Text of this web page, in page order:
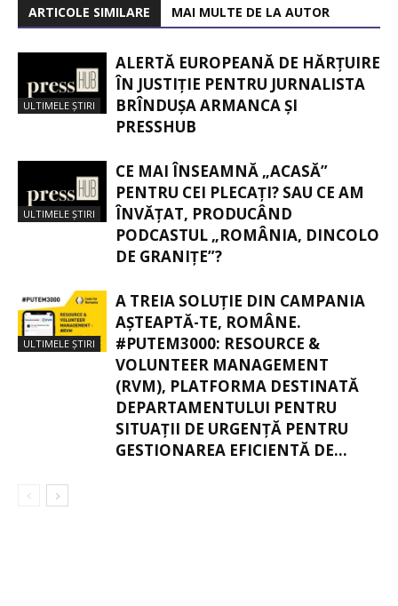
ARTICOLE SIMILARE MAI MULTE DE LA AUTOR
ULTIMELE ȘTIRI
ALERTĂ EUROPEANĂ DE HĂRȚUIRE
ÎN JUSTIȚIE PENTRU JURNALISTA
BRÎNDUȘA ARMANCA ȘI
PRESSHUB
ULTIMELE ȘTIRI
CE MAI ÎNSEAMNĂ „ACASĂ”
PENTRU CEI PLECAȚI? SAU CE AM
ÎNVĂȚAT, PRODUCÂND
PODCASTUL „ROMÂNIA, DINCOLO
DE GRANIȚE”?
ULTIMELE ȘTIRI
A TREIA SOLUȚIE DIN CAMPANIA
AȘTEAPTĂ-TE, ROMÂNE.
#PUTEM3000: RESOURCE &
VOLUNTEER MANAGEMENT
(RVM), PLATFORMA DESTINATĂ
DEPARTAMENTULUI PENTRU
SITUAȚII DE URGENȚĂ PENTRU
GESTIONAREA EFICIENTĂ DE...